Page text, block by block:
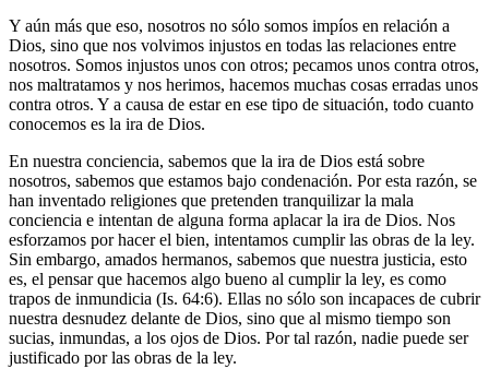
Y aún más que eso, nosotros no sólo somos impíos en relación a
Dios, sino que nos volvimos injustos en todas las relaciones entre
nosotros. Somos injustos unos con otros; pecamos unos contra otros,
nos maltratamos y nos herimos, hacemos muchas cosas erradas unos
contra otros. Y a causa de estar en ese tipo de situación, todo cuanto
conocemos es la ira de Dios.
En nuestra conciencia, sabemos que la ira de Dios está sobre
nosotros, sabemos que estamos bajo condenación. Por esta razón, se
han inventado religiones que pretenden tranquilizar la mala
conciencia e intentan de alguna forma aplacar la ira de Dios. Nos
esforzamos por hacer el bien, intentamos cumplir las obras de la ley.
Sin embargo, amados hermanos, sabemos que nuestra justicia, esto
es, el pensar que hacemos algo bueno al cumplir la ley, es como
trapos de inmundicia (Is. 64:6). Ellas no sólo son incapaces de cubrir
nuestra desnudez delante de Dios, sino que al mismo tiempo son
sucias, inmundas, a los ojos de Dios. Por tal razón, nadie puede ser
justificado por las obras de la ley.